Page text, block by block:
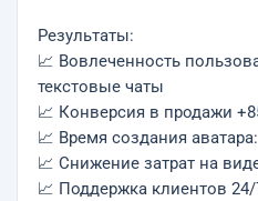
Результаты:
📈 Вовлеченность
текстовые чаты
📈 Конверсия в продажи
📈 Время создания
📈 Снижение затрат на
📈 Поддержка клиентов 24/